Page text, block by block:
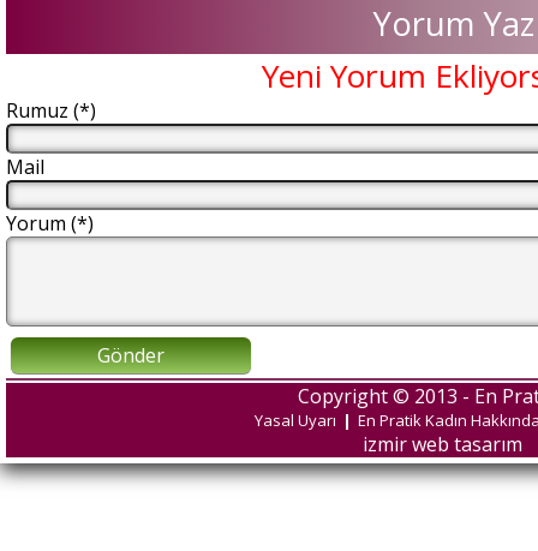
Yorum Yaz
Yeni Yorum
Rumuz (*)
Mail
Yorum (*)
Gönder
Copyright © 2013 - En
Yasal Uyarı | En Pratik Kadın
izmir web tasarım